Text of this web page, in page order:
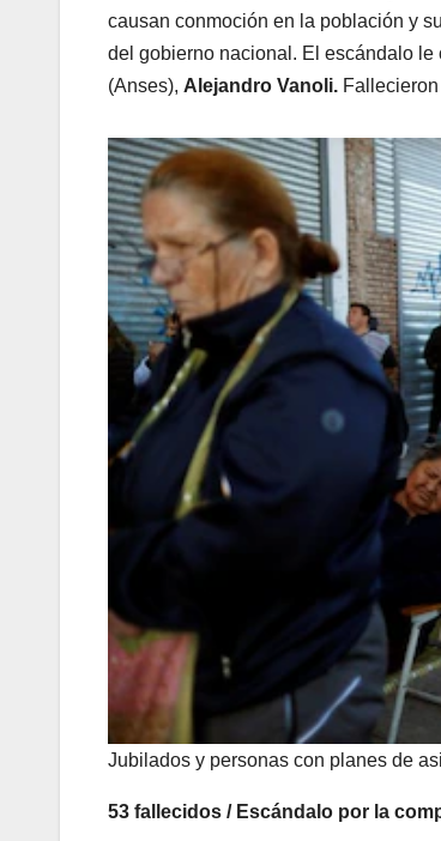
causan conmoción en la población y
del gobierno nacional. El escándalo
(Anses), Alejandro Vanoli.
Jubilados y personas con planes de
53 fallecidos / Escándalo por la